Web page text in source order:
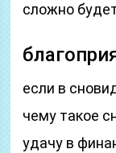
сложно
если в
чему такое
удачу в